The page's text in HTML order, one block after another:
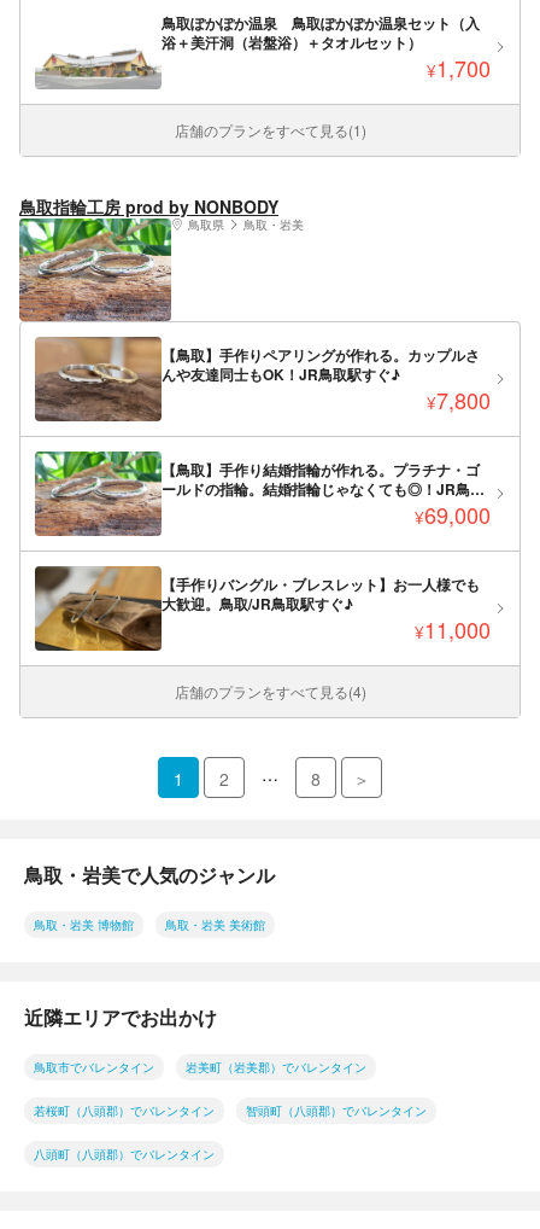
鳥取ぽかぽか温泉 鳥取ぽかぽか温泉セット（入
浴＋美汗洞（岩盤浴）＋タオルセット）
¥1,700
店舗のプランをすべて見る(1)
鳥取指輪工房 prod by NONBODY
鳥取県 鳥取・岩美
【鳥取】手作りペアリングが作れる。カップルさ
んや友達同士もOK！JR鳥取駅すぐ♪
¥7,800
【鳥取】手作り結婚指輪が作れる。プラチナ・ゴ
ールドの指輪。結婚指輪じゃなくても◎！JR鳥取
¥69,000
【手作りバングル・ブレスレット】お一人様でも
大歓迎。鳥取/JR鳥取駅すぐ♪
¥11,000
店舗のプランをすべて見る(4)
1 2 … 8 ＞
鳥取・岩美で人気のジャンル
鳥取・岩美 博物館 鳥取・岩美 美術館
近隣エリアでお出かけ
鳥取市でバレンタイン 岩美町（岩美郡）でバレンタイン
若桜町（八頭郡）でバレンタイン 智頭町（八頭郡）でバレンタイン
八頭町（八頭郡）でバレンタイン